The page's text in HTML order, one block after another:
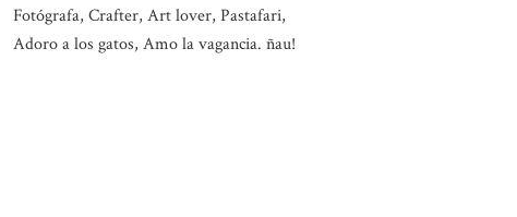
Fotógrafa, Crafter, Art lover, Pastafari,
Adoro a los gatos, Amo la vagancia. ñau!